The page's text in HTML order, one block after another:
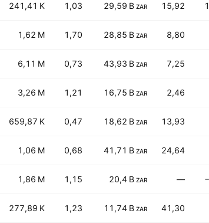
241,41 K 1,03 29,59 B ZAR 15,92
1,62 M 1,70 28,85 B ZAR 8,80
6,11 M 0,73 43,93 B ZAR 7,25
3,26 M 1,21 16,75 B ZAR 2,46
659,87 K 0,47 18,62 B ZAR 13,93
1,06 M 0,68 41,71 B ZAR 24,64
1,86 M 1,15 20,4 B ZAR —
277,89 K 1,23 11,74 B ZAR 41,30